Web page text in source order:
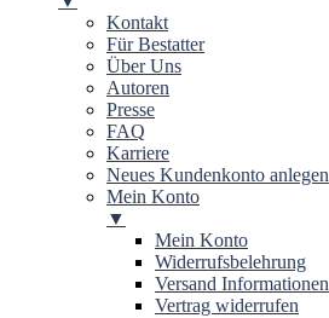
Kontakt
Für Bestatter
Über Uns
Autoren
Presse
FAQ
Karriere
Neues Kundenkonto anlegen
Mein Konto
▼
Mein Konto
Widerrufsbelehrung
Versand Informationen
Vertrag widerrufen